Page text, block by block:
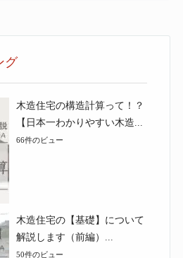
グ
木造住宅の構造計算って！？
【日本一わかりやすい木造...
66件のビュー
木造住宅の【基礎】について
解説します（前編）...
50件のビュー